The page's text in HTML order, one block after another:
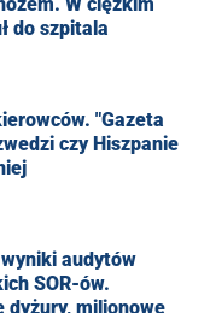
do szpitala
"Gazeta
czy Hiszpanie
audytów
SOR-ów.
dyżury, milionowe